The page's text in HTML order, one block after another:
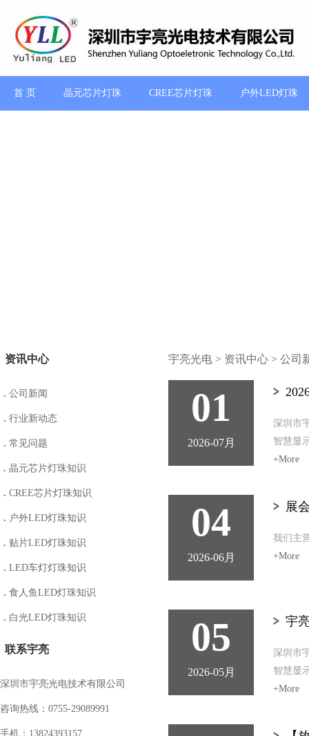
首 页 晶元芯片灯珠 CREE芯片灯珠 户外LED灯珠
资讯中心
. 公司新闻
. 行业新动态
. 常见问题
. 晶元芯片灯珠知识
. CREE芯片灯珠知识
. 户外LED灯珠知识
. 贴片LED灯珠知识
. LED车灯灯珠知识
. 食人鱼LED灯珠知识
. 白光LED灯珠知识
联系宇亮
深圳市宇亮光电技术有限公司
咨询热线：0755-29089991
手机：13824393157
宇亮光电 > 资讯中心 > 公司
01
2026-07月
深圳市
智慧显
+More
04
2026-06月
展
我们主
+More
05
2026-05月
宇
深圳市
智慧显
+More